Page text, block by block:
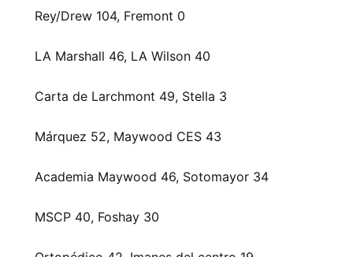
Rey/Drew 104, Fremont 0
LA Marshall 46, LA Wilson 40
Carta de Larchmont 49, Stella 3
Márquez 52, Maywood CES 43
Academia Maywood 46, Sotomayor 34
MSCP 40, Foshay 30